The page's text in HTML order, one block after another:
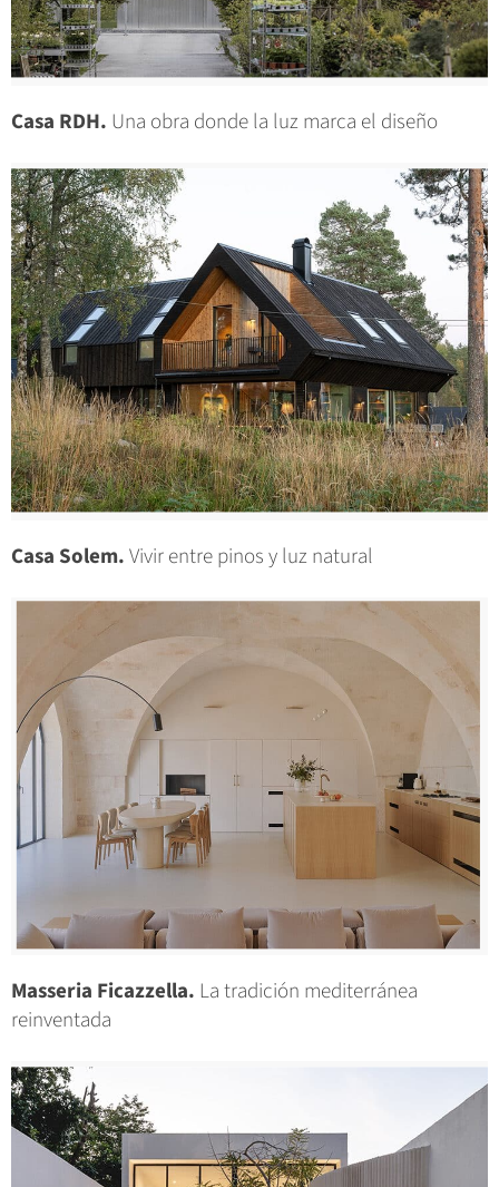
Casa RDH. Una obra donde la luz marca el diseño
Casa Solem.Vivir entre pinos y luz natural
Masseria Ficazzella. La tradición mediterránea
reinventada